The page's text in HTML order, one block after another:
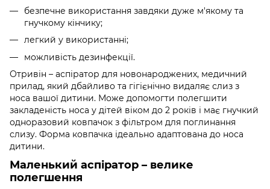
безпечне використання завдяки дуже м'якому та
гнучкому кінчику;
легкий у використанні;
можливість дезинфекції.
Отривін – аспіратор для новонароджених, медичний
прилад, який дбайливо та гігієнічно видаляє слиз з
носа вашої дитини. Може допомогти полегшити
закладеність носа у дітей віком до 2 років і має гнучкий
одноразовий ковпачок з фільтром для поглинання
слизу. Форма ковпачка ідеально адаптована до носа
дитини.
Маленький аспіратор – велике
полегшення